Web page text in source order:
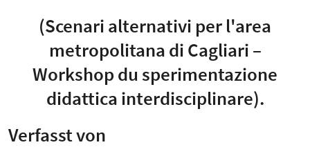
(Scenari alternativi per l'area
metropolitana di Cagliari –
Workshop du sperimentazione
didattica interdisciplinare).
Verfasst von